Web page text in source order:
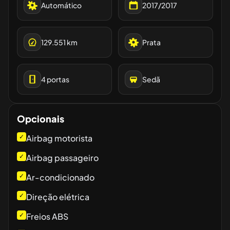
Automático 2017/2017
129.551 km Prata
4portas Sedã
Opcionais
✓ Airbag motorista
✓ Airbag passageiro
✓ Ar-condicionado
✓ Direção elétrica
✓ Freios ABS